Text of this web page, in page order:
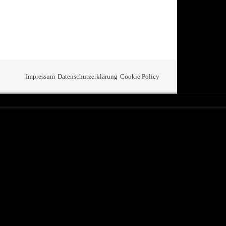
Impressum Datenschutzerklärung Cookie Policy